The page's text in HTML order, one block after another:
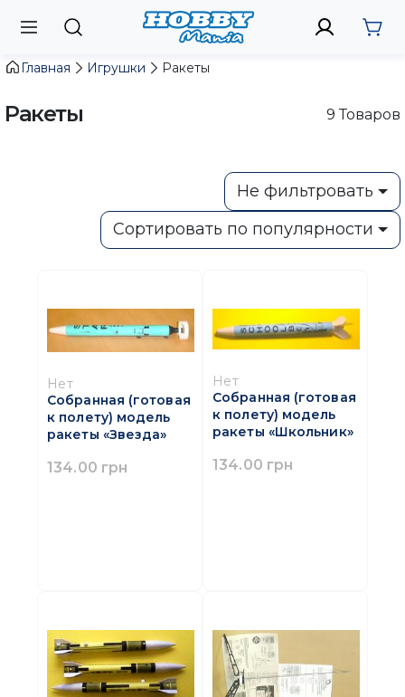
Главная Игрушки Ракеты
Ракеты 9 Товаров
Не фильтровать
Сортировать по популярности
Нет
Собранная (готовая
к полету) модель
ракеты «Звезда»
134.00 грн
Нет
Собранная (готовая
к полету) модель
ракеты «Школьник»
134.00 грн